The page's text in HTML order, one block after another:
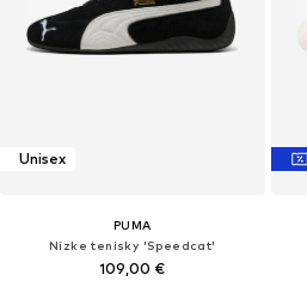
Unisex
PUMA
Nízke tenisky 'Speedcat'
109,00 €